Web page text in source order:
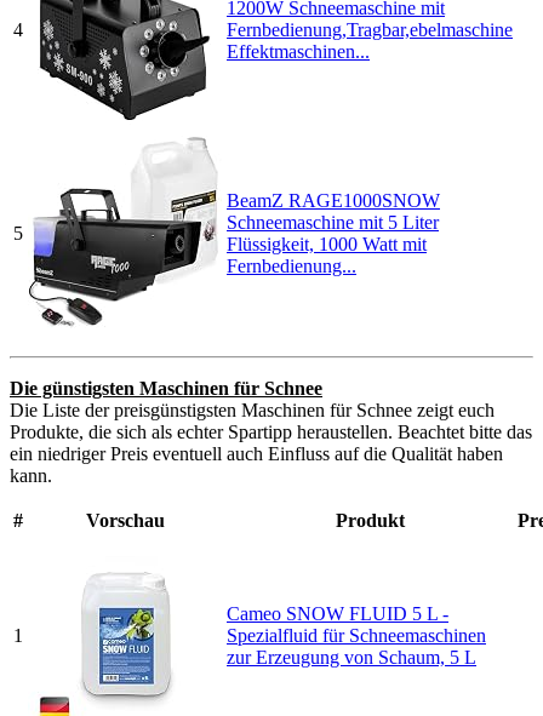
4
1200W Schneemaschine mit
Fernbedienung,Tragbar,ebelmaschine
Effektmaschinen...
5
BeamZ RAGE1000SNOW
Schneemaschine mit 5 Liter
Flüssigkeit, 1000 Watt mit
Fernbedienung...
Die günstigsten Maschinen für Schnee
Die Liste der preisgünstigsten Maschinen für Schnee zeigt euch
Produkte, die sich als echter Spartipp heraustellen. Beachtet bitte das
ein niedriger Preis eventuell auch Einfluss auf die Qualität haben
kann.
# Vorschau Produkt
1
Cameo SNOW FLUID 5 L -
Spezialfluid für Schneemaschinen
zur Erzeugung von Schaum, 5 L